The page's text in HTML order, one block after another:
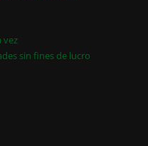
vez
sin fines de lucro